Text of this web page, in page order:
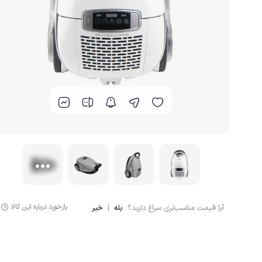
گوشت کوب برقی
لوازم پخت و پز
آیا قیمت مناسب‌تری سراغ دارید؟ بله | خیر بازخورد درباره این کالا